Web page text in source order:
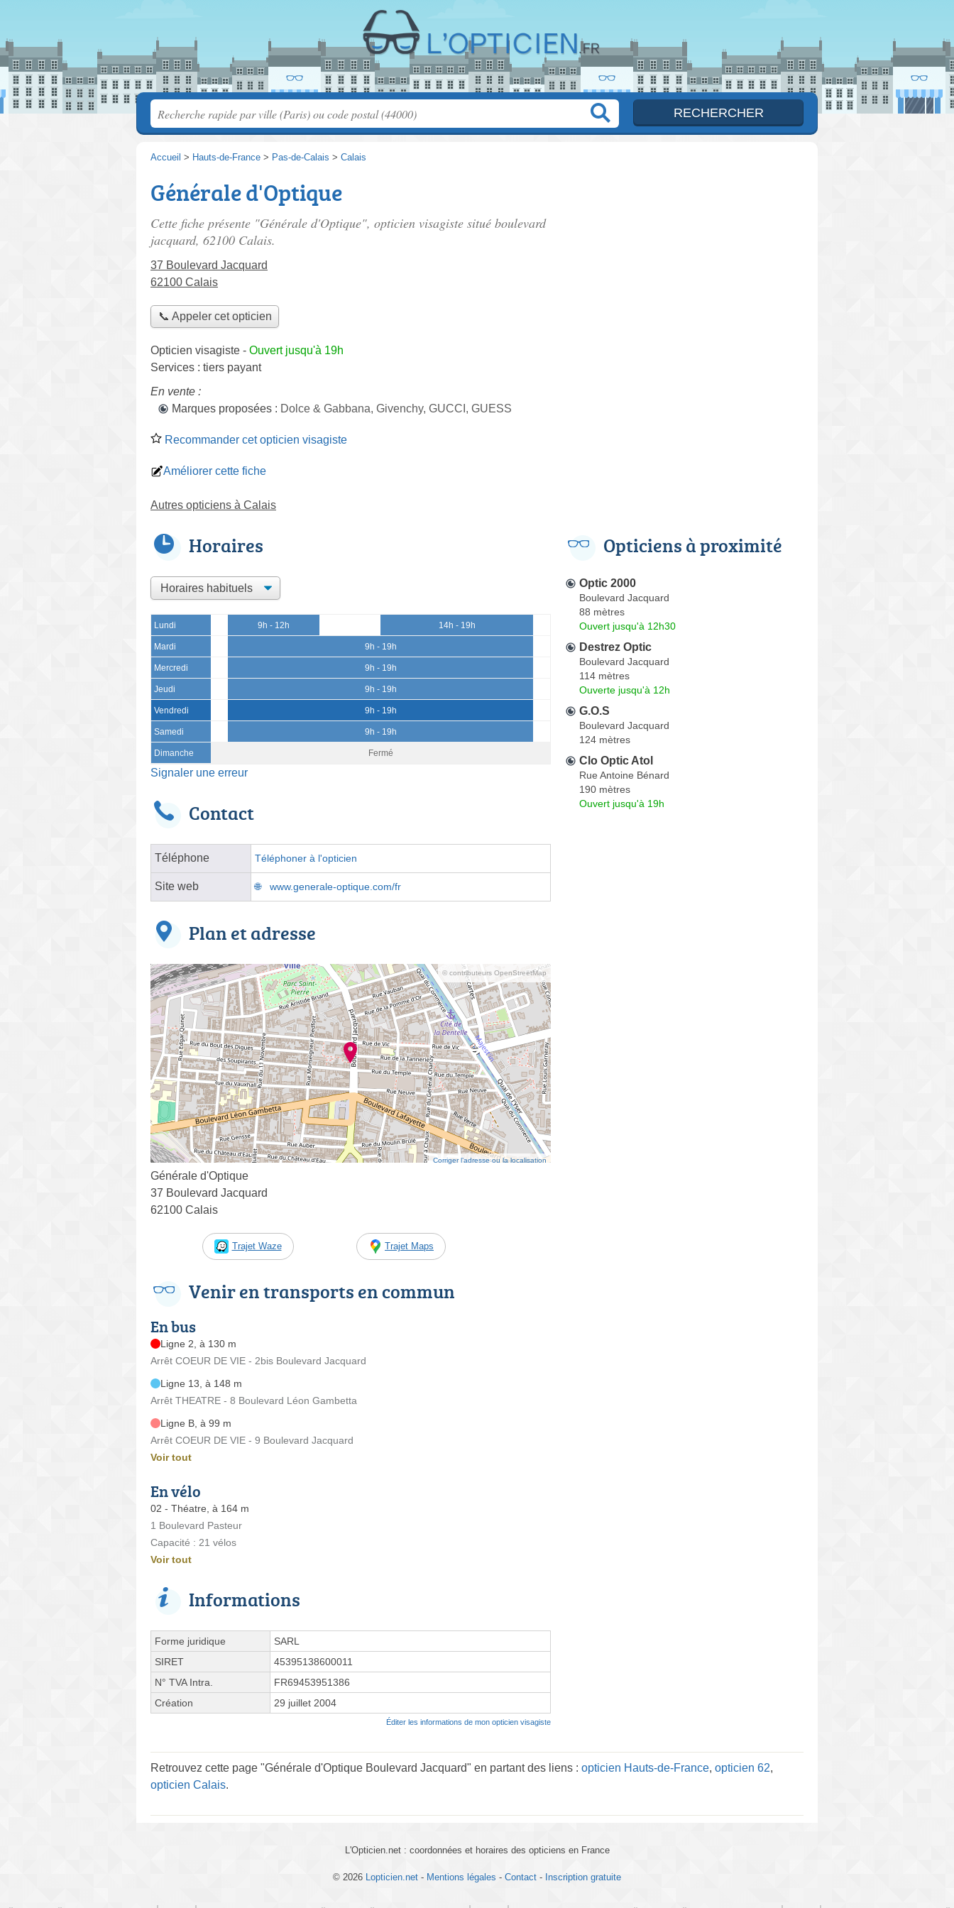
Accueil > Hauts-de-France > Pas-de-Calais > Calais
Générale d'Optique
Cette fiche présente "Générale d'Optique", opticien visagiste situé boulevard
jacquard, 62100 Calais.
37 Boulevard Jacquard
62100 Calais
📞 Appeler cet opticien
Opticien visagiste - Ouvert jusqu'à 19h
Services : tiers payant
En vente :
Marques proposées : Dolce & Gabbana, Givenchy, GUCCI, GUESS
Recommander cet opticien visagiste
Améliorer cette fiche
Autres opticiens à Calais
Horaires
Lundi 9h - 12h 14h - 19h
Mardi 9h - 19h
Mercredi 9h - 19h
Jeudi 9h - 19h
Vendredi 9h - 19h
Samedi 9h - 19h
Dimanche Fermé
Signaler une erreur
Contact
Téléphone Téléphoner à l'opticien
Site web www.generale-optique.com/fr
Plan et adresse
© contributeurs OpenStreetMap
Corriger l’adresse ou la localisation
Générale d'Optique
37 Boulevard Jacquard
62100 Calais
Trajet Waze Trajet Maps
Venir en transports en commun
En bus
Ligne 2, à 130 m
Arrêt COEUR DE VIE - 2bis Boulevard Jacquard
Ligne 13, à 148 m
Arrêt THEATRE - 8 Boulevard Léon Gambetta
Ligne B, à 99 m
Arrêt COEUR DE VIE - 9 Boulevard Jacquard
Voir tout
En vélo
02 - Théatre, à 164 m
1 Boulevard Pasteur
Capacité : 21 vélos
Voir tout
Informations
Forme juridique
SARL
SIRET
45395138600011
N° TVA Intra.
FR69453951386
Création
29 juillet 2004
Éditer les informations de mon opticien visagiste
Opticiens à proximité
Optic 2000
Boulevard Jacquard
88 mètres
Ouvert jusqu'à 12h30
Destrez Optic
Boulevard Jacquard
114 mètres
Ouverte jusqu'à 12h
G.O.S
Boulevard Jacquard
124 mètres
Clo Optic Atol
Rue Antoine Bénard
190 mètres
Ouvert jusqu'à 19h
Retrouvez cette page "Générale d'Optique Boulevard Jacquard" en partant des liens : opticien Hauts-de-France, opticien 62,
opticien Calais.
L'Opticien.net : coordonnées et horaires des opticiens en France
© 2026 Lopticien.net - Mentions légales - Contact - Inscription gratuite